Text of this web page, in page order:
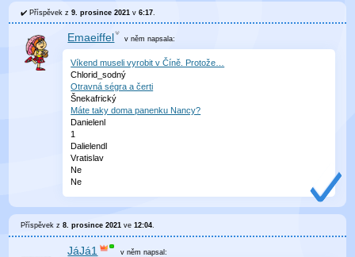
Příspěvek z9. prosince 2021 v6:17
Emaeiffel v něm napsala:
Víkend museli vyrobit v Číně. Protože…
Chlorid_sodný
Otravná ségra a čerti
Šnekafrický
Máte taky doma panenku Nancy?
Danielenl
1
Dalielendl
Vratislav
Ne
Ne
Příspěvek z8. prosince 2021 ve12:04.
JáJá1 v něm napsal: